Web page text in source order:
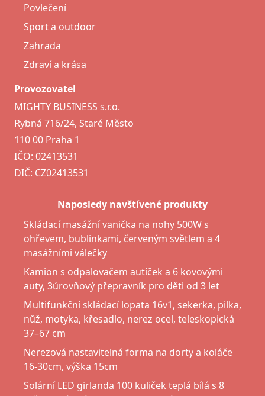
Povlečení
Sport a outdoor
Zahrada
Zdraví a krása
Provozovatel
MIGHTY BUSINESS s.r.o.
Rybná 716/24, Staré Město
110 00 Praha 1
IČO: 02413531
DIČ: CZ02413531
Naposledy navštívené produkty
Skládací masážní vanička na nohy 500W s
ohřevem, bublinkami, červeným světlem a 4
masážními válečky
Kamion s odpalovačem autíček a 6 kovovými
auty, 3úrovňový přepravník pro děti od 3 let
Multifunkční skládací lopata 16v1, sekerka, pilka,
nůž, motyka, křesadlo, nerez ocel, teleskopická
37–67 cm
Nerezová nastavitelná forma na dorty a koláče
16-30cm, výška 15cm
Solární LED girlanda 100 kuliček teplá bílá s 8